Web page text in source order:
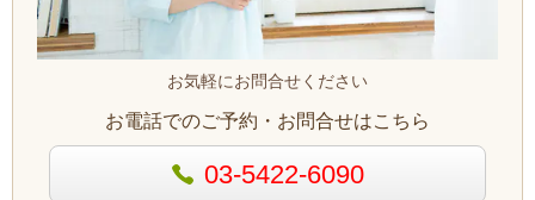
お気軽にお問合せください
お電話でのご予約・お問合せはこちら
03-5422-6090